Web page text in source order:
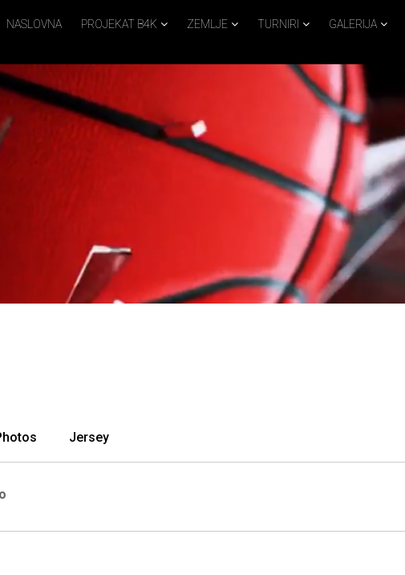
NASLOVNA PROJEKAT B4K ZEMLJE TURNIRI GALERIJA
Jersey